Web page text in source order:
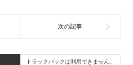
トラックバックは利用できません。